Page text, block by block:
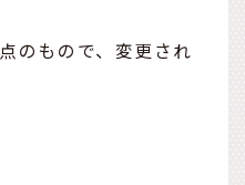
のもので、変更され